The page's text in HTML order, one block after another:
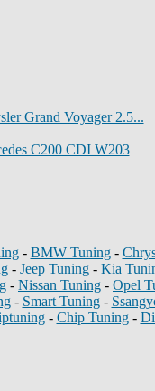
Grand Voyager 2.5...
C200 CDI W203
- BMW Tuning-
- Jeep Tuning - Kia
- Nissan Tuning - Opel
- Smart Tuning-
- Chip Tuning-